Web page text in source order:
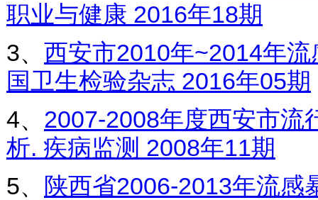
职业与健康 2016年18期
3、 西安市2010年~2014年
国卫生检验杂志 2016年05期
4、 2007-2008年度西安市流
析. 疾病监测 2008年11期
5、
陕西省2006-2013年流感